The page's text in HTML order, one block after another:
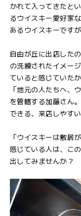
かれて入ってきたと
るウイスキー愛好家
あるウイスキーです
自由が丘に出店した
の洗練されたイメー
ていると感じていたか
「地元の人たちへ、
を管轄する加藤さん
できる、来店しやす
「ウイスキーは敷居
感じている人は、こ
出してみませんか？